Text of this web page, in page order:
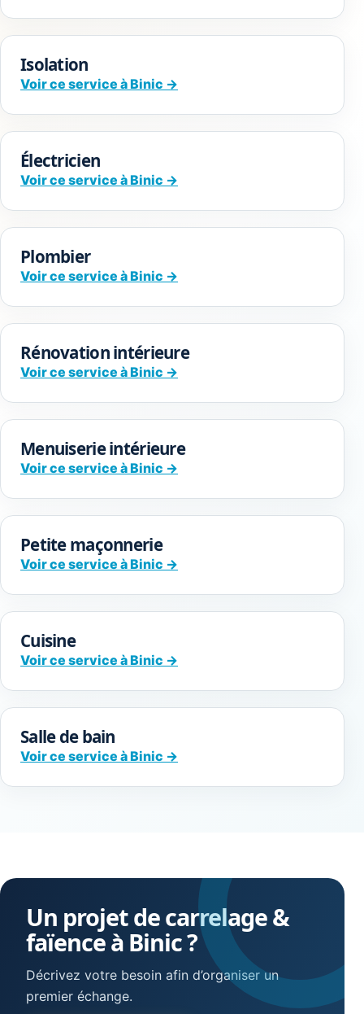
Isolation
Voir ce service à Binic →
Électricien
Voir ce service à Binic →
Plombier
Voir ce service à Binic →
Rénovation intérieure
Voir ce service à Binic →
Menuiserie intérieure
Voir ce service à Binic →
Petite maçonnerie
Voir ce service à Binic →
Cuisine
Voir ce service à Binic →
Salle de bain
Voir ce service à Binic →
Un projet de carrelage &
faïence à Binic ?
Décrivez votre besoin afin d’organiser un
premier échange.